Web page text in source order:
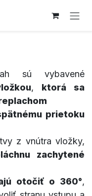
sú vybavené
, ktorá sa
prietoku
z vnútra vložky,
zachytené
otočiť o 360°,